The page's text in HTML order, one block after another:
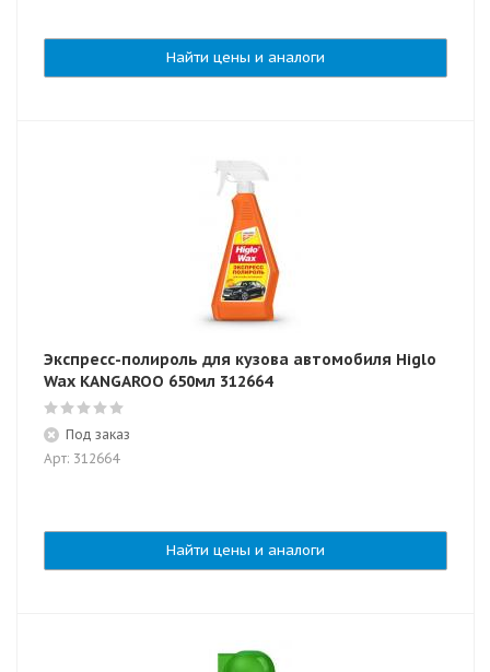
Найти цены и аналоги
Экспресс-полироль для кузова автомобиля Higlo
Wax KANGAROO 650мл 312664
Под заказ
Арт: 312664
Найти цены и аналоги